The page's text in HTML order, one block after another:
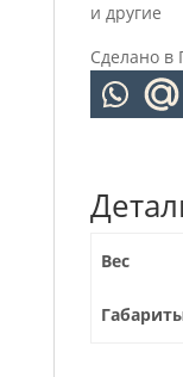
и другие
Сделано в
Вес